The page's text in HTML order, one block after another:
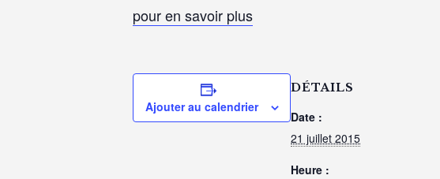
pour en savoir plus
Ajouter au calendrier
DÉTAILS
Date :
21 juillet 2015
Heure :